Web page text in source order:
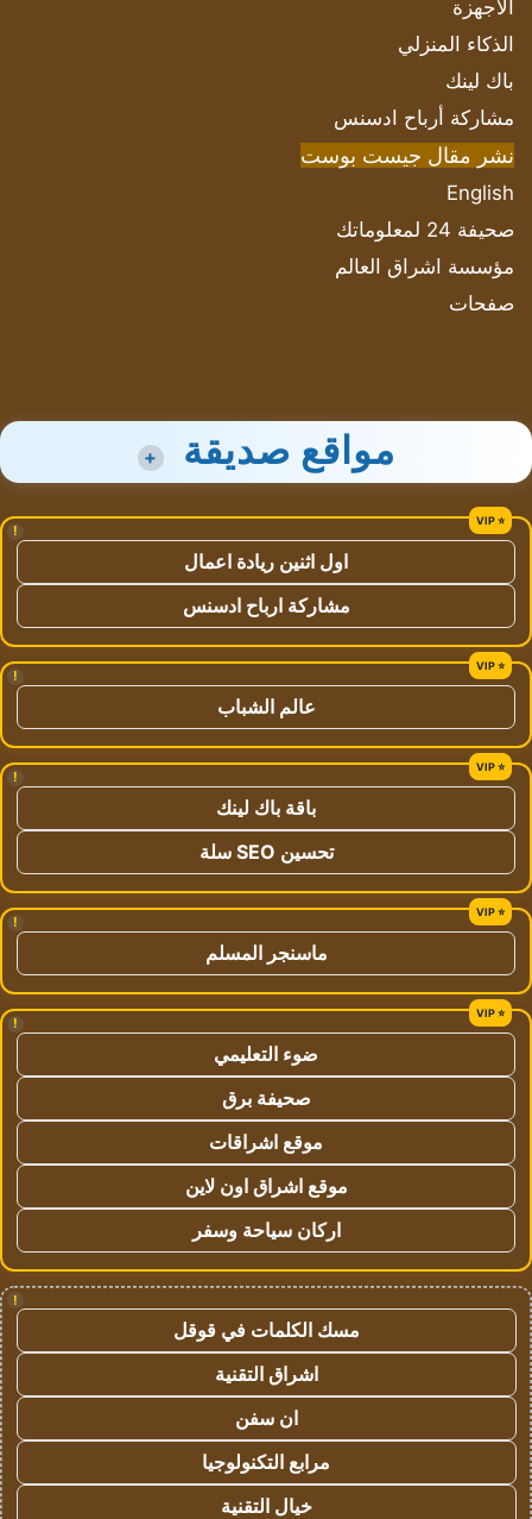
الأجهزة
الذكاء المنزلي
باك لينك
مشاركة أرباح ادسنس
نشر مقال جيست بوست
English
صحيفة 24 لمعلوماتك
مؤسسة اشراق العالم
صفحات
مواقع صديقة +
!
اول اثنين ريادة اعمال
مشاركة ارباح ادسنس
!
عالم الشباب
!
باقة باك لينك
تحسين SEO سلة
!
ماسنجر المسلم
!
ضوء التعليمي
صحيفة برق
موقع اشراقات
موقع اشراق اون لاين
اركان سياحة وسفر
!
مسك الكلمات في قوقل
اشراق التقنية
ان سفن
مرابع التكنولوجيا
خيال التقنية